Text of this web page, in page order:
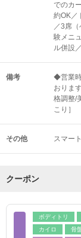
でのカ
約OK／
／3席
験メニ
ル併設
備考
◆営業
おりま
格調整/
こり］
その他 スマー
クーポン
ボディトリ
カイロ
骨